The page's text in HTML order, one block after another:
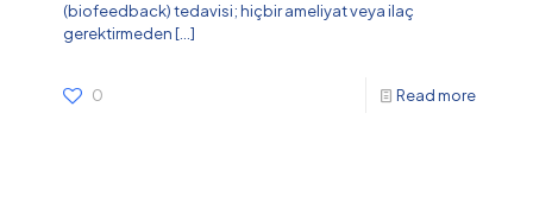
(biofeedback) tedavisi; hiçbir ameliyat veya ilaç
gerektirmeden[…]
0 Read more